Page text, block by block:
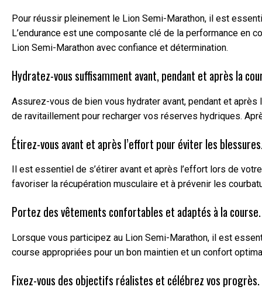
Pour réussir pleinement le Lion Semi-Marathon, il est
L’endurance est une composante clé de la performance
Lion Semi-Marathon avec confiance et détermination.
Hydratez-vous suffisamment avant, pendant et après la
Assurez-vous de bien vous hydrater avant, pendant et après
de ravitaillement pour recharger vos réserves hydriques.
Étirez-vous avant et après l’effort pour éviter les
Il est essentiel de s’étirer avant et après l’effort lors de
favoriser la récupération musculaire et à prévenir les
Portez des vêtements confortables et adaptés à la course.
Lorsque vous participez au Lion Semi-Marathon, il est
course appropriées pour un bon maintien et un confort
Fixez-vous des objectifs réalistes et célébrez vos progrès.